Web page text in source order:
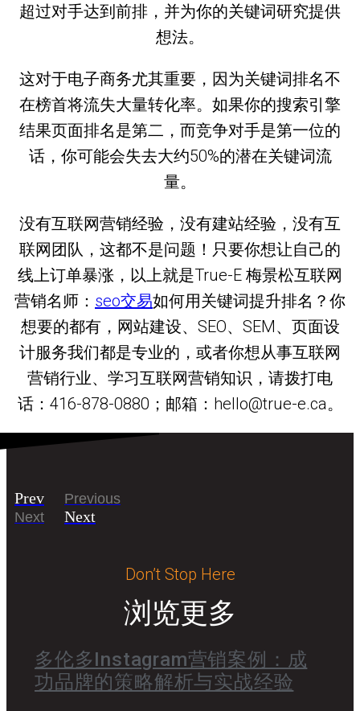
超过对手达到前排，并为你的关键词研究提供
想法。
这对于电子商务尤其重要，因为关键词排名不
在榜首将流失大量转化率。如果你的搜索引擎
结果页面排名是第二，而竞争对手是第一位的
话，你可能会失去大约50%的潜在关键词流
量。
没有互联网营销经验，没有建站经验，没有互
联网团队，这都不是问题！只要你想让自己的
线上订单暴涨，以上就是True-E 梅景松互联网
营销名师： seo交易如何用关键词提升排名？你
想要的都有，网站建设、SEO、SEM、页面设
计服务我们都是专业的，或者你想从事互联网
营销行业、学习互联网营销知识，请拨打电
话：416-878-0880；邮箱：hello@true-e.ca。
Prev
Previous
Next
Next
Don’t Stop Here
浏览更多
多伦多Instagram营销案例：成
功品牌的策略解析与实战经验